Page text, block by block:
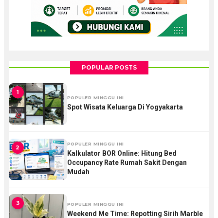
POPULAR POSTS
1
POPULER MINGGU INI
Spot Wisata Keluarga Di Yogyakarta
2 POPULER MINGGU INI
Kalkulator BOR Online: Hitung Bed
Occupancy Rate Rumah Sakit Dengan
Mudah
3 POPULER MINGGU INI
Weekend Me Time: Repotting Sirih Marble